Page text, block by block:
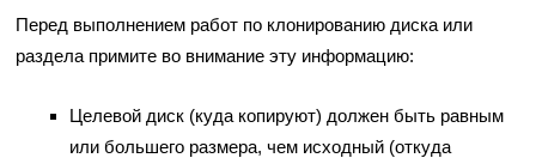
Перед выполнением работ по клонированию диска или
раздела примите во внимание эту информацию:
Целевой диск (куда копируют) должен быть равным
или большего размера, чем исходный (откуда